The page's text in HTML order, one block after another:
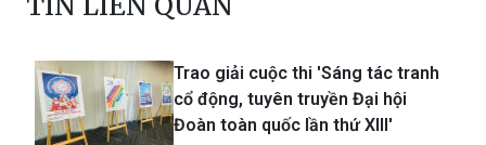
Trao giải cuộc thi 'Sáng tác tranh
cổ động, tuyên truyền Đại hội
Đoàn toàn quốc lần thứ XIII'